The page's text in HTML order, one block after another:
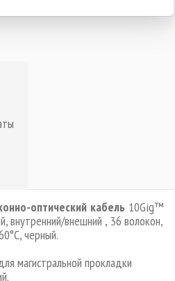
оптический кабель 10Gig™
внутренний/внешний , 36 волокон,
черный.
магистральной прокладки